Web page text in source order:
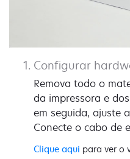
Configurar
Remova todo o
da impressora e
em seguida, ajuste
Conecte o cabo de
Clique aqui para ver o